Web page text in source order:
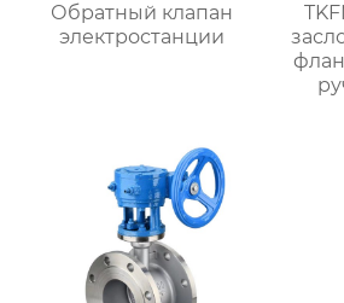
Обратный клапан
электростанции